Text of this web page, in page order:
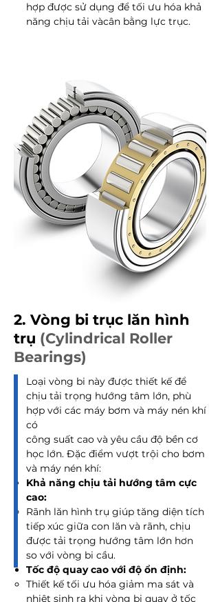
hợp được sử dụng để tối ưu hóa khả
năng chịu tải vàcân bằng lực trục.
2. Vòng bi trục lăn hình
trụ (Cylindrical Roller
Bearings)
Loại vòng bi này được thiết kế để
chịu tải trọng hướng tâm lớn, phù
hợp với các máy bơm và máy nén khí
có
công suất cao và yêu cầu độ bền cơ
học lớn. Đặc điểm vượt trội cho bơm
và máy nén khí:
Khả năng chịu tải hướng tâm cực
cao:
Rãnh lăn hình trụ giúp tăng diện tích
tiếp xúc giữa con lăn và rãnh, chịu
được tải trọng hướng tâm lớn hơn
so với vòng bi cầu.
Tốc độ quay cao với độ ổn định:
Thiết kế tối ưu hóa giảm ma sát và
nhiệt sinh ra khi vòng bi quay ở tốc